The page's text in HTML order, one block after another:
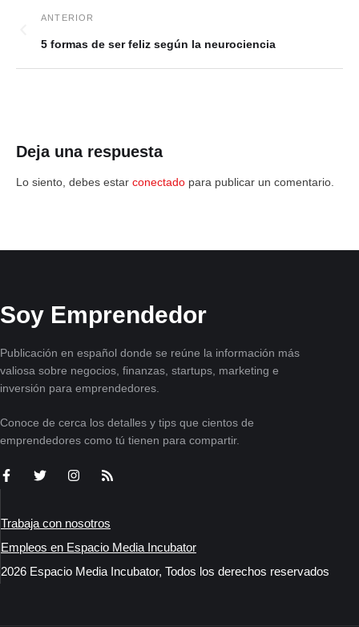
5 formas de ser feliz según la neurociencia
Deja una respuesta
Lo siento, debes estar conectado para publicar un comentario.
Soy Emprendedor
Publicación en español donde se reúne la información más
valiosa sobre negocios, finanzas, startups, marketing e
inversión para emprendedores.
Conoce de cerca los detalles y tips que cientos de
emprendedores como tú tienen para compartir.
Trabaja con nosotros
Empleos en Espacio Media Incubator
2026 Espacio Media Incubator, Todos los derechos reservados